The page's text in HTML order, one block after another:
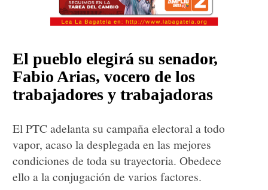
El pueblo elegirá su senador,
Fabio Arias, vocero de los
trabajadores y trabajadoras
El PTC adelanta su campaña electoral a todo
vapor, acaso la desplegada en las mejores
condiciones de toda su trayectoria. Obedece
ello a la conjugación de varios factores.